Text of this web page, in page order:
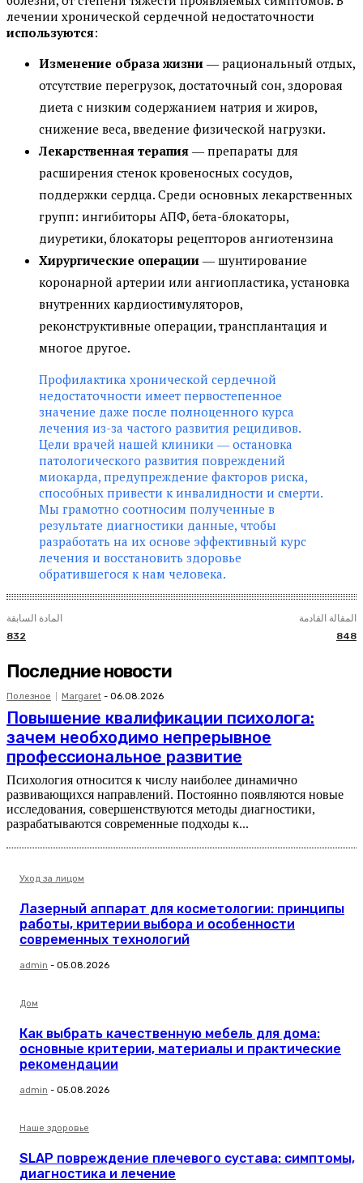
лечении хронической сердечной недостаточности
используются:
Изменение образа жизни ― рациональный отдых,
отсутствие перегрузок, достаточный сон, здоровая
диета с низким содержанием натрия и жиров,
снижение веса, введение физической нагрузки.
Лекарственная терапия ― препараты для
расширения стенок кровеносных сосудов,
поддержки сердца. Среди основных лекарственных
групп: ингибиторы АПФ, бета-блокаторы,
диуретики, блокаторы рецепторов ангиотензина
Хирургические операции ― шунтирование
коронарной артерии или ангиопластика, установка
внутренних кардиостимуляторов,
реконструктивные операции, трансплантация и
многое другое.
Профилактика хронической сердечной
недостаточности имеет первостепенное
значение даже после полноценного курса
лечения из-за частого развития рецидивов.
Цели врачей нашей клиники ― остановка
патологического развития повреждений
миокарда, предупреждение факторов риска,
способных привести к инвалидности и смерти.
Мы грамотно соотносим полученные в
результате диагностики данные, чтобы
разработать на их основе эффективный курс
лечения и восстановить здоровье
обратившегося к нам человека.
المادة السابقة
832
المقالة القادمة
848
Последние новости
Полезное Margaret - 06.08.2026
Повышение квалификации психолога:
зачем необходимо непрерывное
профессиональное развитие
Психология относится к числу наиболее динамично
развивающихся направлений. Постоянно появляются новые
исследования, совершенствуются методы диагностики,
разрабатываются современные подходы к...
Уход за лицом
Лазерный аппарат для косметологии: принципы
работы, критерии выбора и особенности
современных технологий
admin - 05.08.2026
Дом
Как выбрать качественную мебель для дома:
основные критерии, материалы и практические
рекомендации
admin - 05.08.2026
Наше здоровье
SLAP повреждение плечевого сустава: симптомы,
диагностика и лечение